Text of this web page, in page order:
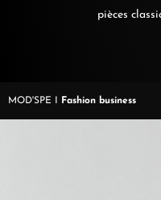
pièces
MOD'SPE Fashion business